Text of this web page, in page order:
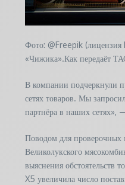
Фото: @Freepik (лицензия
«Чижика».Как передаёт
В компании подчеркнули
сетях товаров. Мы
партнёра в наших
Поводом для проверочных
Великолукского
выяснения обстоятельств
X5 увеличила число